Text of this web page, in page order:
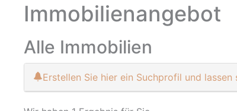
Immobilien­angebot
Alle Immobilien
Erstellen Sie hier ein Suchprofil und